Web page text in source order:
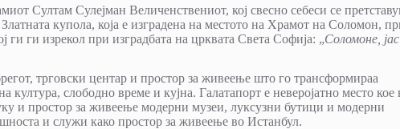
Султам Сулејман Величенствениот, кој свесно себеси се
купола, која е изградена на местото на Храмот на Соломон,
ги ги изрекол при изградбата на црквата Света Софија: „Соломоне,
трговски центар и простор за живеење што го трансформираа
култура, слободно време и кујна. Галатапорт е неверојатно место кое
и простор за живеење модерни музеи, луксузни бутици и модерни
и служи како простор за живеење во Истанбул.